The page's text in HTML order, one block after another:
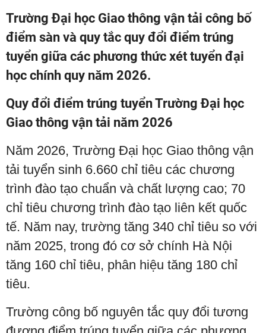
Trường Đại học Giao thông vận tải công bố
điểm sàn và quy tắc quy đổi điểm trúng
tuyển giữa các phương thức xét tuyển đại
học chính quy năm 2026.
Quy đổi điểm trúng tuyển Trường Đại học
Giao thông vận tải năm 2026
Năm 2026, Trường Đại học Giao thông vận
tải tuyển sinh 6.660 chỉ tiêu các chương
trình đào tạo chuẩn và chất lượng cao; 70
chỉ tiêu chương trình đào tạo liên kết quốc
tế. Năm nay, trường tăng 340 chỉ tiêu so với
năm 2025, trong đó cơ sở chính Hà Nội
tăng 160 chỉ tiêu, phân hiệu tăng 180 chỉ
tiêu.
Trường công bố nguyên tắc quy đổi tương